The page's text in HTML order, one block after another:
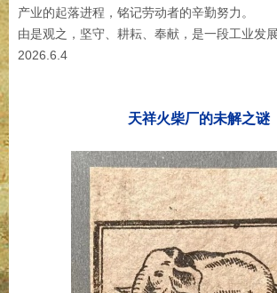
产业的起落进程，铭记劳动者的辛勤努力。
由是观之，坚守、耕耘、奉献，是一段工业发
2026.6.4
天祥火柴厂的未解之谜